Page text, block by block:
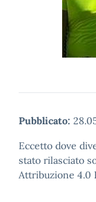
Pubblicato:
Eccetto dove
stato rilasciato
Attribuzione 4.0